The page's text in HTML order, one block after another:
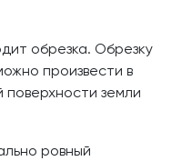
обрезка. Обрезку
произвести в
земли
ровный